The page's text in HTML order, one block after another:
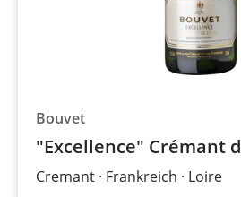
Bouvet
"Excellence" Crémant
Cremant Frankreich Loire